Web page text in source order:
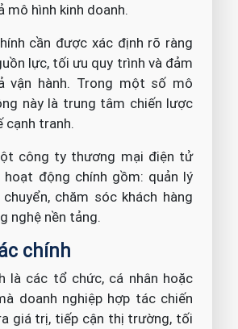
mô hình kinh doanh.
cần được xác định rõ ràng
lực, tối ưu quy trình và đảm
vận hành. Trong một số mô
này là trung tâm chiến lược
cạnh tranh.
công ty thương mại điện tử
hoạt động chính gồm: quản lý
chuyển, chăm sóc khách hàng
nghệ nền tảng.
chính
là các tổ chức, cá nhân hoặc
doanh nghiệp hợp tác chiến
giá trị, tiếp cận thị trường, tối